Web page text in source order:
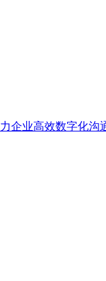
业高效数字化沟